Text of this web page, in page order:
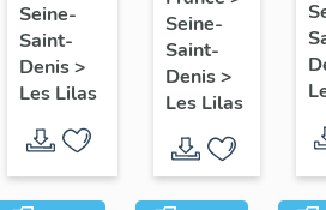
Mariot-
Duponchel,
puis
usine
de
teinturerie
Seine-
Saint-
Denis>
Les Lilas
l'ancienne
usine
de
fabrication
de
matières
Seine-
Saint-
Denis>
Les Lilas